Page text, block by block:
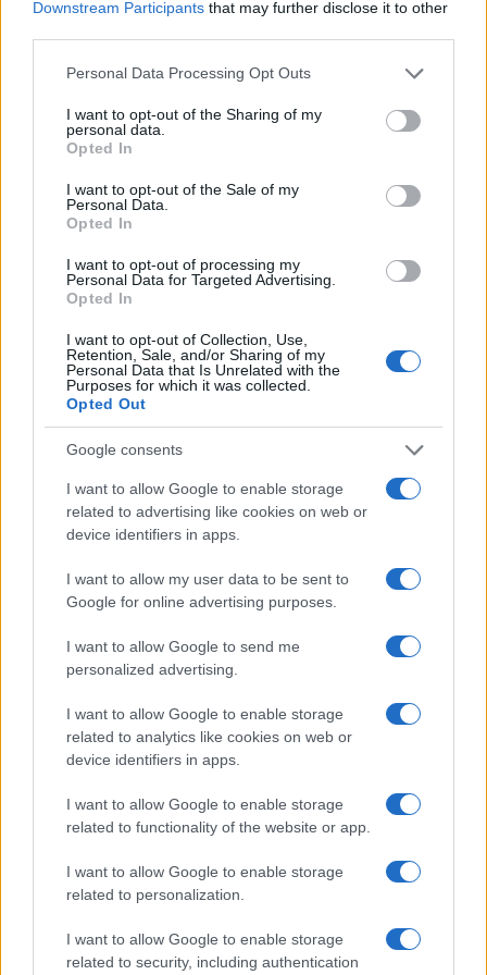
Downstream Participants that may further disclose it to other
Please note that this website/app uses one or more Google
not limited to your visit or usage behaviour. You may click to
grant or deny consent to Google and its third-party tags to
use your data for below specified purposes in below Google
consent section.
Personal Data Processing Opt Outs
I want to opt-out of the Sharing of my
personal data.
Opted In
I want to opt-out of the Sale of my
Personal Data.
Opted In
I want to opt-out of processing my
Personal Data for Targeted Advertising.
Opted In
I want to opt-out of Collection, Use,
Retention, Sale, and/or Sharing of my
Personal Data that Is Unrelated with the
Purposes for which it was collected.
Opted Out
Google consents
I want to allow Google to enable storage
related to advertising like cookies on web or
device identifiers in apps.
I want to allow my user data to be sent to
Google for online advertising purposes.
I want to allow Google to send me
personalized advertising.
I want to allow Google to enable storage
related to analytics like cookies on web or
device identifiers in apps.
I want to allow Google to enable storage
related to functionality of the website or app.
I want to allow Google to enable storage
related to personalization.
I want to allow Google to enable storage
related to security, including authentication
BASTOGI Botte al teste nel
arrestati
5 anni fa
L’uomo è accusato con Alinno Chima, Mamadou
sessuale aggravata e cessione di stupefacenti a
minori. Yussef ha inoltre annunciato nel corso
contro i genitori di Desirée per omessa vigilanza
sulla ragazza.
SEGUICI SU FACEBOOK
Precedente
Pos obbligatorio
Maio: “Promessa
mantenuta”
OMICIDIO SACCHI
Anastasia
estranea al
desiree mariottini processo
ARTICOLI CORRELATI
Omicidio Cerciello – Sarà processato il carabiniere
che bendò Natale Hjort